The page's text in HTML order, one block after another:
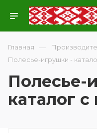
Главная —
Полесье-игрушки -
Полесье-
каталог